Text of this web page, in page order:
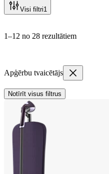
Visi filtri1
1–12 no 28 rezultātiem
Apģērbu tvaicētājs
Notīrīt visus filtrus